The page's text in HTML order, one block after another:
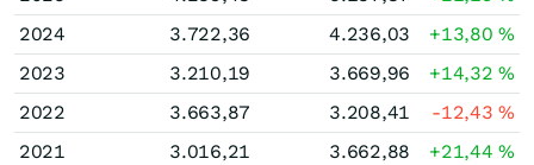
2024
3.722,36 4.236,03 +13,80%
2023
3.210,19 3.669,96 +14,32%
2022
3.663,87 3.208,41 -12,43%
2021
3.016,21 3.662,88 +21,44%